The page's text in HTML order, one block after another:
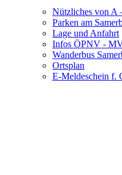
Nützliches von A
Parken am
Lage und Anfahrt
Infos ÖPNV -
Wanderbus
Ortsplan
E-Meldeschein f.